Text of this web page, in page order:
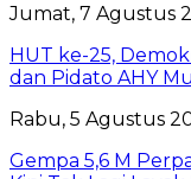
Jumat, 7 Agustus
HUT ke-25,
dan Pidato AHY
Rabu, 5 Agustus
Gempa 5,6 M